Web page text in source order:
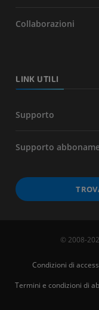
Collaborazioni
LINK UTILI
Supporto
Supporto
© 2008-
Condizioni di
Termini e condizioni di